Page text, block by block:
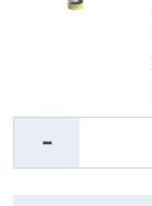
-